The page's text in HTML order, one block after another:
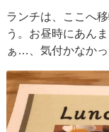
ランチは、ここへ
う。お昼時にあん
ぁ…、気付かなかっ